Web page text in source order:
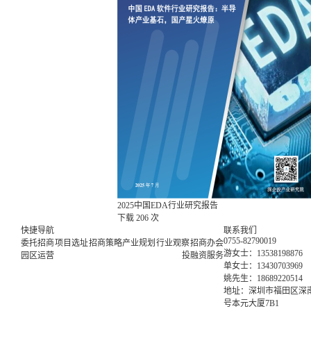
2025中国EDA行业研究报告
下载 206 次
快捷导航
委托招商项目选址招商策略产业规划 行业观察招商办会
园区运营
投融资服务
联系我们
0755-82790019
游女士：13538198876
单女士：13430703969
姚先生：18689220514
地址：深圳市福田区深
号本元大厦7B1